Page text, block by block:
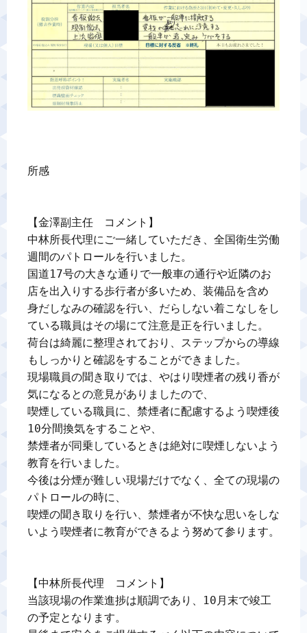
所感
【金澤副主任　コメント】
中林所長代理にご一緒していただき、全国衛生労働
週間のパトロールを行いました。
国道17号の大きな通りで一般車の通行や近隣のお
店を出入りする歩行者が多いため、装備品を含め
身だしなみの確認を行い、だらしない着こなしをし
ている職員はその場にて注意是正を行いました。
荷台は綺麗に整理されており、ステップからの導線
もしっかりと確認をすることができました。
現場職員の聞き取りでは、やはり喫煙者の残り香が
気になるとの意見がありましたので、
喫煙している職員に、禁煙者に配慮するよう喫煙後
10分間換気をすることや、
禁煙者が同乗しているときは絶対に喫煙しないよう
教育を行いました。
今後は分煙が難しい現場だけでなく、全ての現場の
パトロールの時に、
喫煙の聞き取りを行い、禁煙者が不快な思いをしな
いよう喫煙者に教育ができるよう努めて参ります。
【中林所長代理　コメント】
当該現場の作業進捗は順調であり、10月末で竣工
の予定となります。